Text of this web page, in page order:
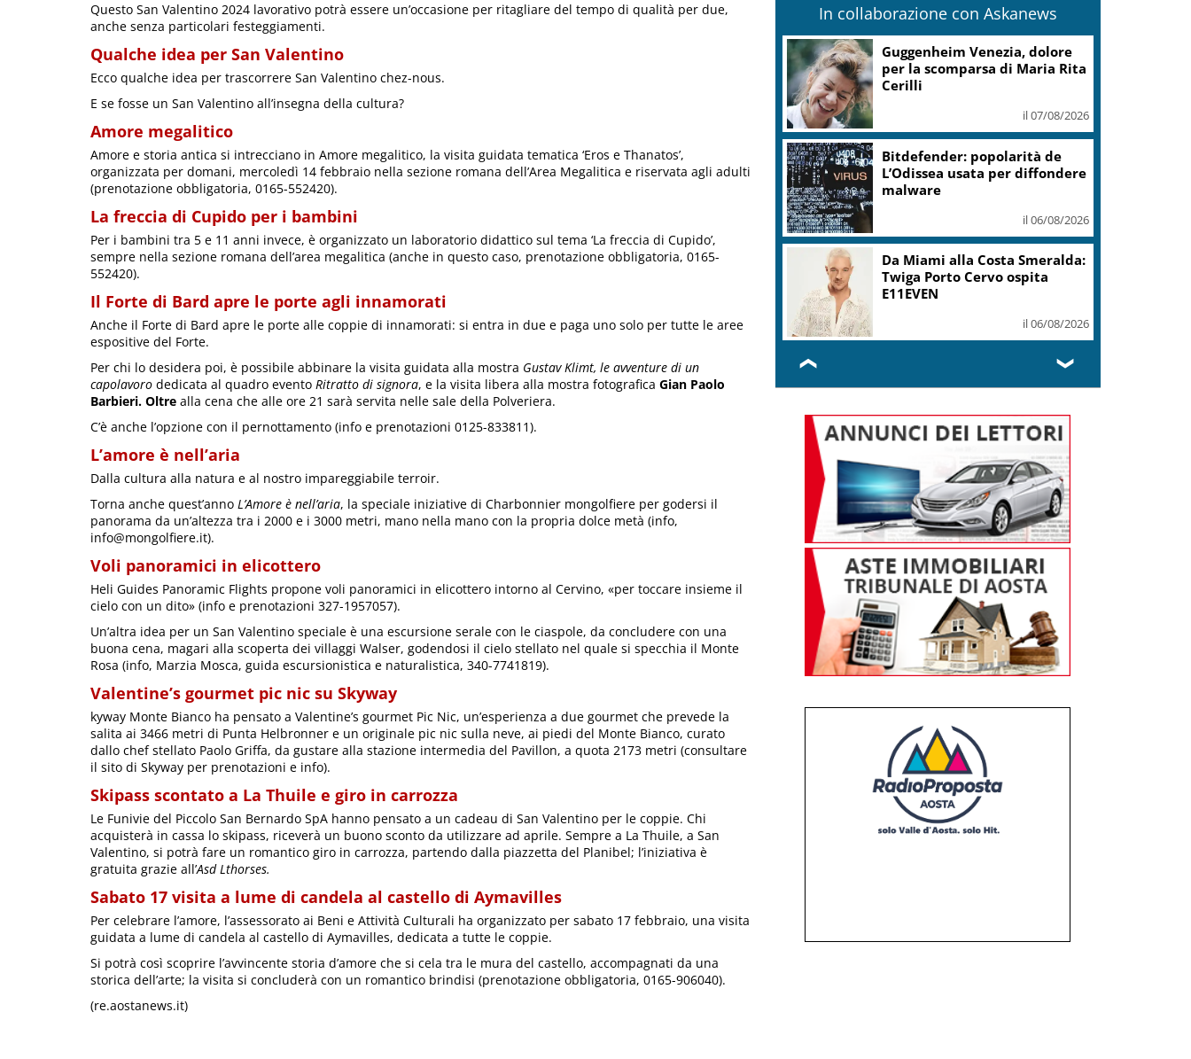
Questo San Valentino 2024 lavorativo potrà essere un’occasione per ritagliare del tempo di qualità per due,
anche senza particolari festeggiamenti.
Qualche idea per San Valentino
Ecco qualche idea per trascorrere San Valentino chez-nous.
E se fosse un San Valentino all’insegna della cultura?
Amore megalitico
Amore e storia antica si intrecciano in Amore megalitico, la visita guidata tematica ‘Eros e Thanatos’,
organizzata per domani, mercoledì 14 febbraio nella sezione romana dell’Area Megalitica e riservata agli adulti
(prenotazione obbligatoria, 0165-552420).
La freccia di Cupido per i bambini
Per i bambini tra 5 e 11 anni invece, è organizzato un laboratorio didattico sul tema ‘La freccia di Cupido’,
sempre nella sezione romana dell’area megalitica (anche in questo caso, prenotazione obbligatoria, 0165-
552420).
Il Forte di Bard apre le porte agli innamorati
Anche il Forte di Bard apre le porte alle coppie di innamorati: si entra in due e paga uno solo per tutte le aree
espositive del Forte.
Per chi lo desidera poi, è possibile abbinare la visita guidata alla mostra Gustav Klimt, le avventure di un
capolavoro dedicata al quadro evento Ritratto di signora, e la visita libera alla mostra fotografica Gian Paolo
Barbieri. Oltre alla cena che alle ore 21 sarà servita nelle sale della Polveriera.
C’è anche l’opzione con il pernottamento (info e prenotazioni 0125-833811).
L’amore è nell’aria
Dalla cultura alla natura e al nostro impareggiabile terroir.
Torna anche quest’anno L’Amore è nell’aria, la speciale iniziative di Charbonnier mongolfiere per godersi il
panorama da un’altezza tra i 2000 e i 3000 metri, mano nella mano con la propria dolce metà (info,
info@mongolfiere.it).
Voli panoramici in elicottero
Heli Guides Panoramic Flights propone voli panoramici in elicottero intorno al Cervino, «per toccare insieme il
cielo con un dito» (info e prenotazioni 327-1957057).
Un’altra idea per un San Valentino speciale è una escursione serale con le ciaspole, da concludere con una
buona cena, magari alla scoperta dei villaggi Walser, godendosi il cielo stellato nel quale si specchia il Monte
Rosa (info, Marzia Mosca, guida escursionistica e naturalistica, 340-7741819).
Valentine’s gourmet pic nic su Skyway
kyway Monte Bianco ha pensato a Valentine’s gourmet Pic Nic, un’esperienza a due gourmet che prevede la
salita ai 3466 metri di Punta Helbronner e un originale pic nic sulla neve, ai piedi del Monte Bianco, curato
dallo chef stellato Paolo Griffa, da gustare alla stazione intermedia del Pavillon, a quota 2173 metri (consultare
il sito di Skyway per prenotazioni e info).
Skipass scontato a La Thuile e giro in carrozza
Le Funivie del Piccolo San Bernardo SpA hanno pensato a un cadeau di San Valentino per le coppie. Chi
acquisterà in cassa lo skipass, riceverà un buono sconto da utilizzare ad aprile. Sempre a La Thuile, a San
Valentino, si potrà fare un romantico giro in carrozza, partendo dalla piazzetta del Planibel; l’iniziativa è
gratuita grazie all’Asd Lthorses.
Sabato 17 visita a lume di candela al castello di Aymavilles
Per celebrare l’amore, l’assessorato ai Beni e Attività Culturali ha organizzato per sabato 17 febbraio, una visita
guidata a lume di candela al castello di Aymavilles, dedicata a tutte le coppie.
Si potrà così scoprire l’avvincente storia d’amore che si cela tra le mura del castello, accompagnati da una
storica dell’arte; la visita si concluderà con un romantico brindisi (prenotazione obbligatoria, 0165-906040).
(re.aostanews.it)
In collaborazione con Askanews
Guggenheim Venezia, dolore
per la scomparsa di Maria Rita
Cerilli
il 07/08/2026
Bitdefender: popolarità de
L’Odissea usata per diffondere
malware
il 06/08/2026
Da Miami alla Costa Smeralda:
Twiga Porto Cervo ospita
E11EVEN
il 06/08/2026
❮ ❯